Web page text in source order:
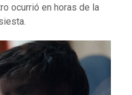
ocurrió en horas de la